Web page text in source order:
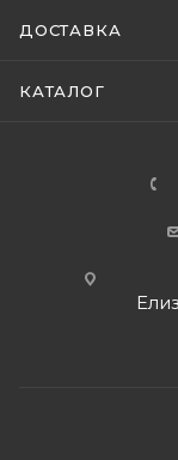
ДОСТАВКА
КАТАЛОГ